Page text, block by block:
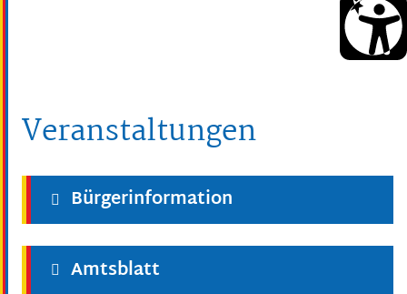
Veranstaltungen
Bürgerinformation
Amtsblatt